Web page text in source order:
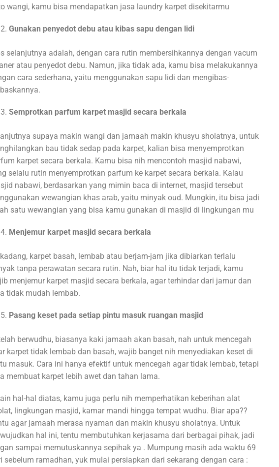
wangi, kamu bisa mendapatkan jasa laundry karpet disekitarmu
Gunakan penyedot debu atau kibas sapu dengan lidi
selanjutnya adalah, dengan cara rutin membersihkannya dengan vacum
atau penyedot debu. Namun, jika tidak ada, kamu bisa melakukannya
cara sederhana, yaitu menggunakan sapu lidi dan mengibas-
Semprotkan parfum karpet masjid secara berkala
supaya makin wangi dan jamaah makin khusyu sholatnya, untuk
bau tidak sedap pada karpet, kalian bisa menyemprotkan
karpet secara berkala. Kamu bisa nih mencontoh masjid nabawi,
selalu rutin menyemprotkan parfum ke karpet secara berkala. Kalau
nabawi, berdasarkan yang mimin baca di internet, masjid tersebut
wewangian khas arab, yaitu minyak oud. Mungkin, itu bisa jadi
satu wewangian yang bisa kamu gunakan di masjid di lingkungan mu
Menjemur karpet masjid secara berkala
karpet basah, lembab atau berjam-jam jika dibiarkan terlalu
tanpa perawatan secara rutin. Nah, biar hal itu tidak terjadi, kamu
menjemur karpet masjid secara berkala, agar terhindar dari jamur dan
tidak mudah lembab.
Pasang keset pada setiap pintu masuk ruangan masjid
berwudhu, biasanya kaki jamaah akan basah, nah untuk mencegah
karpet tidak lembab dan basah, wajib banget nih menyediakan keset di
masuk. Cara ini hanya efektif untuk mencegah agar tidak lembab, tetapi
membuat karpet lebih awet dan tahan lama.
hal-hal diatas, kamu juga perlu nih memperhatikan keberihan alat
lingkungan masjid, kamar mandi hingga tempat wudhu. Biar apa??
agar jamaah merasa nyaman dan makin khusyu sholatnya. Untuk
hal ini, tentu membutuhkan kerjasama dari berbagai pihak, jadi
sampai memutuskannya sepihak ya . Mumpung masih ada waktu 69
sebelum ramadhan, yuk mulai persiapkan dari sekarang dengan cara :